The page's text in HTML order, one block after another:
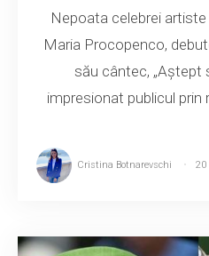
Nepoata celebrei
Maria Procopenco,
său cântec, „Aștept
impresionat publicul prin
Cristina Botnarevschi 20